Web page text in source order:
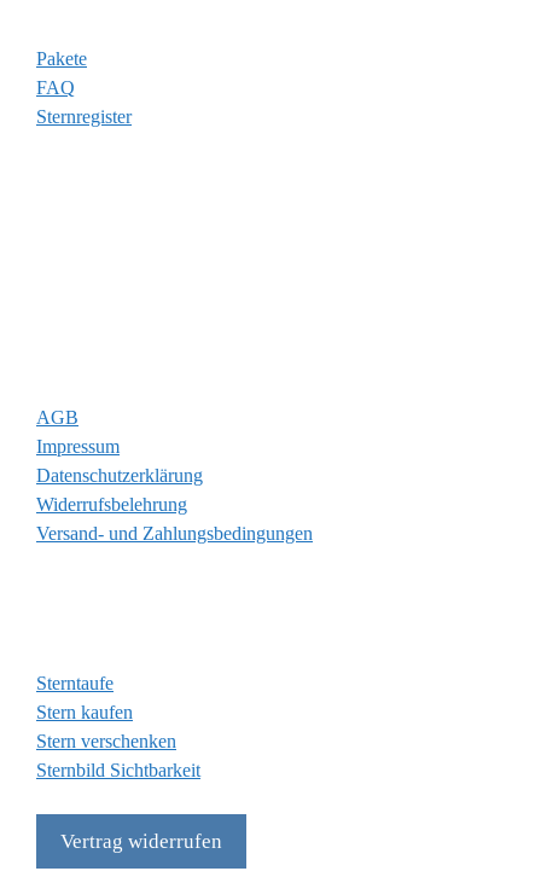
Pakete
FAQ
Sternregister
AGB
Impressum
Datenschutzerklärung
Widerrufsbelehrung
Versand- und Zahlungsbedingungen
Sterntaufe
Stern kaufen
Stern verschenken
Sternbild Sichtbarkeit
Vertrag widerrufen